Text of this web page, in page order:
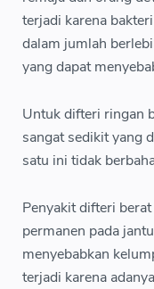
terjadi karena
dalam jumlah
yang dapat
Untuk difteri ringan
sangat sedikit yang
satu ini tidak
Penyakit difteri
permanen pada
menyebabkan
terjadi karena